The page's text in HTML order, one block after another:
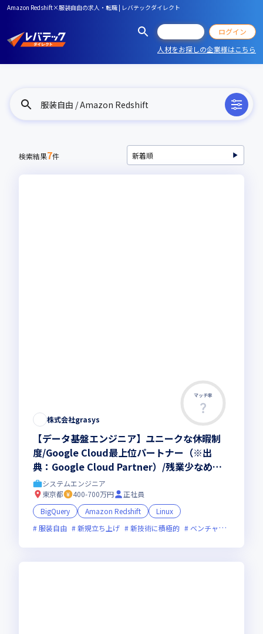
Amazon Redshift×服装自由の求人・転職 | レバテックダイレクト
ログイン
人材をお探しの企業様はこちら
服装自由 / Amazon Redshift
検索結果7件
マッチ率
株式会社grasys
【データ基盤エンジニア】ユニークな休暇制
度/Google Cloud最上位パートナー（※出
典：Google Cloud Partner）/残業少なめ（2
2h/月）
システムエンジニア
東京都
400-700万円
正社員
BigQuery
Amazon Redshift
Linux
服装自由
新規立ち上げ 新技術に積極的 ベンチャー企業